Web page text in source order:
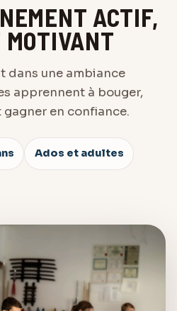
ACTIF,
MOTIVANT
dans une ambiance
apprennent à bouger,
en confiance.
Ados et adultes